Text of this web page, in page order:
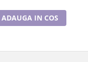
ADAUGA IN COS